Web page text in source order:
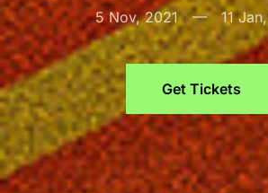
5 Nov, 2021—11
Get Tickets